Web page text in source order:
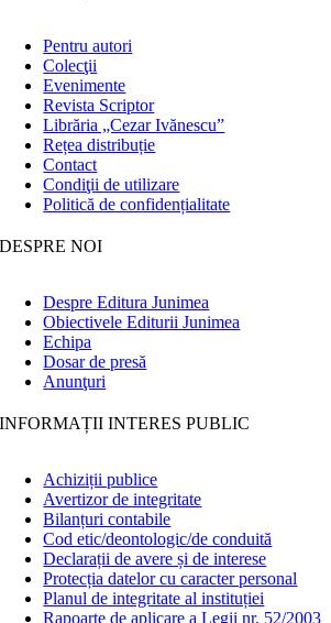
Pentru autori
Colecţii
Evenimente
Revista Scriptor
Librăria „Cezar Ivănescu”
Rețea distribuție
Contact
Condiţii de utilizare
Politică de confidențialitate
DESPRE NOI
Despre Editura Junimea
Obiectivele Editurii Junimea
Echipa
Dosar de presă
Anunţuri
INFORMAȚII INTERES PUBLIC
Achiziții publice
Avertizor de integritate
Bilanțuri contabile
Cod etic/deontologic/de conduită
Declarații de avere și de interese
Protecția datelor cu caracter personal
Planul de integritate al instituției
Rapoarte de aplicare a Legii nr. 52/2003